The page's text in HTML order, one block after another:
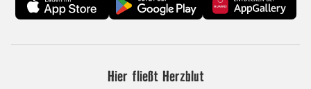
Hier fließt Herzblut